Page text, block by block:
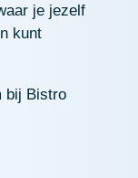
je jezelf
kunt
bij Bistro